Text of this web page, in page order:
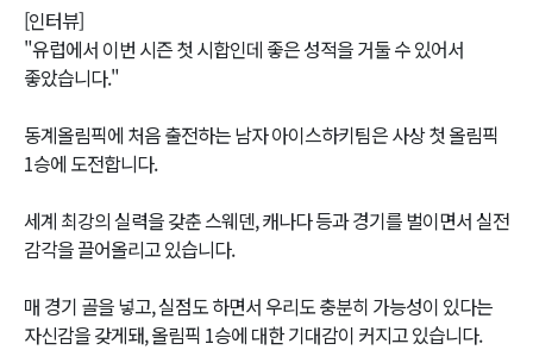
[인터뷰]
"유럽에서 이번 시즌 첫 시합인데 좋은 성적을 거둘 수 있어서
좋았습니다."
동계올림픽에 처음 출전하는 남자 아이스하키팀은 사상 첫 올림픽
1승에 도전합니다.
세계 최강의 실력을 갖춘 스웨덴, 캐나다 등과 경기를 벌이면서 실전
감각을 끌어올리고 있습니다.
매 경기 골을 넣고, 실점도 하면서 우리도 충분히 가능성이 있다는
자신감을 갖게돼, 올림픽 1승에 대한 기대감이 커지고 있습니다.